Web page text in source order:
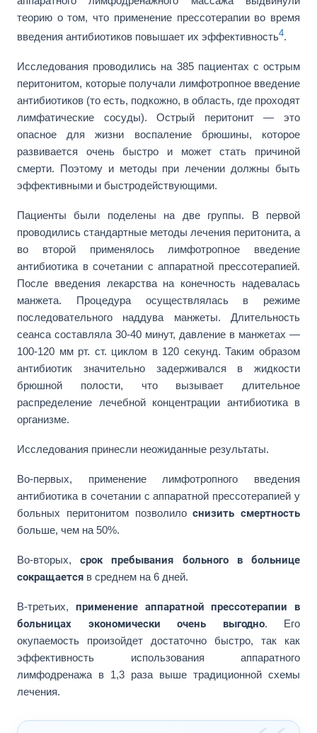
теорию о том, что применение прессотерапии во время
введения антибиотиков повышает их эффективность4.
Исследования проводились на 385 пациентах с острым
перитонитом, которые получали лимфотропное введение
антибиотиков (то есть, подкожно, в область, где проходят
лимфатические сосуды). Острый перитонит — это
опасное для жизни воспаление брюшины, которое
развивается очень быстро и может стать причиной
смерти. Поэтому и методы при лечении должны быть
эффективными и быстродействующими.
Пациенты были поделены на две группы. В первой
проводились стандартные методы лечения перитонита, а
во второй применялось лимфотропное введение
антибиотика в сочетании с аппаратной прессотерапией.
После введения лекарства на конечность надевалась
манжета. Процедура осуществлялась в режиме
последовательного наддува манжеты. Длительность
сеанса составляла 30-40 минут, давление в манжетах —
100-120 мм рт. ст. циклом в 120 секунд. Таким образом
антибиотик значительно задерживался в жидкости
брюшной полости, что вызывает длительное
распределение лечебной концентрации антибиотика в
организме.
Исследования принесли неожиданные результаты.
Во-первых, применение лимфотропного введения
антибиотика в сочетании с аппаратной прессотерапией у
больных перитонитом позволилоснизить смертность
больше, чем на 50%.
Во-вторых,срок пребывания больного в больнице
сокращается в среднем на 6 дней.
В-третьих, применение аппаратной прессотерапии в
больницах экономически очень выгодно. Его
окупаемость произойдет достаточно быстро, так как
эффективность использования аппаратного
лимфодренажа в 1,3 раза выше традиционной схемы
лечения.